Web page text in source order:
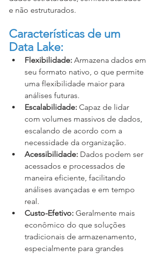
e não estruturados.
Características de um
Data Lake:
Flexibilidade: Armazena dados em
seu formato nativo, o que permite
uma flexibilidade maior para
análises futuras.
Escalabilidade: Capaz de lidar
com volumes massivos de dados,
escalando de acordo com a
necessidade da organização.
Acessibilidade: Dados podem ser
acessados e processados de
maneira eficiente, facilitando
análises avançadas e em tempo
real.
Custo-Efetivo: Geralmente mais
econômico do que soluções
tradicionais de armazenamento,
especialmente para grandes